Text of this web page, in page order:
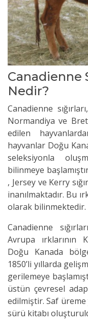
Canadienne
Nedir?
Canadienne
Normandiya ve
edilen
hayvanlar Doğu
seleksiyonla
bilinmeye
, Jersey ve Kerry
inanılmaktadır. Bu
olarak bilinmektedir.
Canadienne
Avrupa ırklarının
Doğu Kanada
1850’li yıllarda
gerilemeye
üstün çevresel
edilmiştir. Saf
sürü kitabı